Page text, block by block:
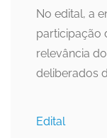
No edital, a
participação
relevância
deliberados
Edital